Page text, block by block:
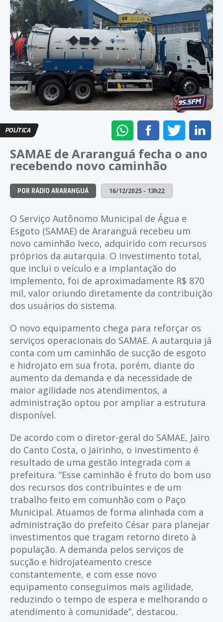
POLÍTICA
ENVIAR
NO
WHATSAPP
COMPARTILHAR
NO
FACEBOOK
NO
TWITTER
SAMAE de Araranguá fecha o ano
recebendo novo caminhão
POR RÁDIO ARARANGUÁ 16/12/2025 - 13h22
O Serviço Autônomo Municipal de Água e
Esgoto (SAMAE) de Araranguá recebeu um
novo caminhão Iveco, adquirido com recursos
próprios da autarquia. O investimento total,
que inclui o veículo e a implantação do
implemento, foi de aproximadamente R$ 870
mil, valor oriundo diretamente da contribuição
dos usuários do sistema.
O novo equipamento chega para reforçar os
serviços operacionais do SAMAE. A autarquia já
conta com um caminhão de sucção de esgoto
e hidrojato em sua frota, porém, diante do
aumento da demanda e da necessidade de
maior agilidade nos atendimentos, a
administração optou por ampliar a estrutura
disponível.
De acordo com o diretor-geral do SAMAE, Jairo
do Canto Costa, o Jairinho, o investimento é
resultado de uma gestão integrada com a
prefeitura. “Esse caminhão é fruto do bom uso
dos recursos dos contribuintes e de um
trabalho feito em comunhão com o Paço
Municipal. Atuamos de forma alinhada com a
administração do prefeito César para planejar
investimentos que tragam retorno direto à
população. A demanda pelos serviços de
sucção e hidrojateamento cresce
constantemente, e com esse novo
equipamento conseguimos mais agilidade,
reduzindo o tempo de espera e melhorando o
atendimento à comunidade”, destacou.